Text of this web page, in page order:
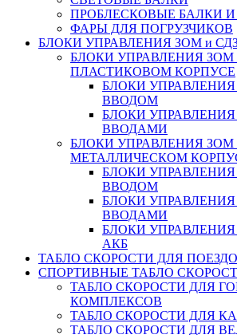
ПРОБЛЕСКОВЫЕ БАЛКИ
ФАРЫ ДЛЯ ПОГРУЗЧИКОВ
БЛОКИ УПРАВЛЕНИЯ ЗОМ и
БЛОКИ УПРАВЛЕНИЯ ЗОМ
ПЛАСТИКОВОМ КОРПУСЕ
БЛОКИ УПРАВЛЕНИЯ
ВВОДОМ
БЛОКИ УПРАВЛЕНИЯ
ВВОДАМИ
БЛОКИ УПРАВЛЕНИЯ ЗОМ
МЕТАЛЛИЧЕСКОМ
БЛОКИ УПРАВЛЕНИЯ
ВВОДОМ
БЛОКИ УПРАВЛЕНИЯ
ВВОДАМИ
БЛОКИ
АКБ
ТАБЛО СКОРОСТИ ДЛЯ
СПОРТИВНЫЕ ТАБЛО
ТАБЛО СКОРОСТИ ДЛЯ
КОМПЛЕКСОВ
ТАБЛО СКОРОСТИ ДЛЯ
ТАБЛО СКОРОСТИ ДЛЯ